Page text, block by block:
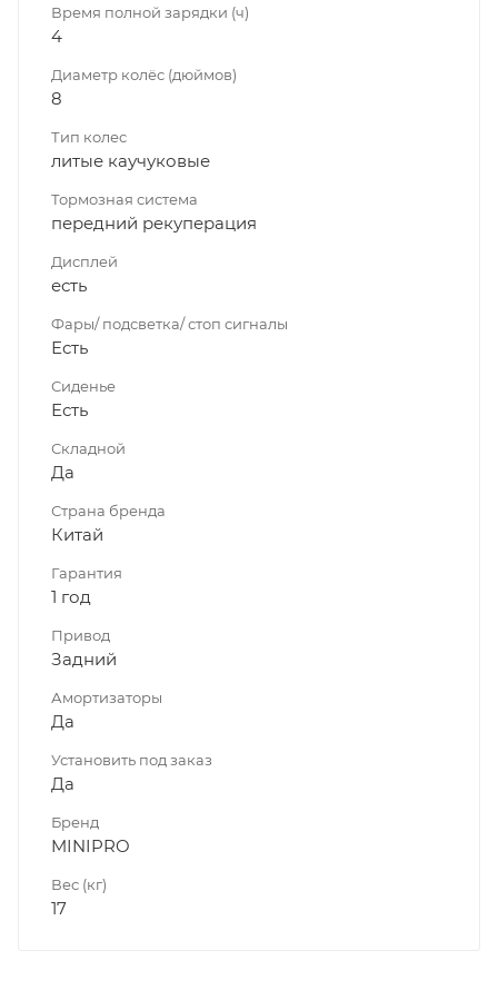
Время полной зарядки (ч)
4
Диаметр колёс (дюймов)
8
Тип колес
литые каучуковые
Тормозная система
передний рекуперация
Дисплей
есть
Фары/ подсветка/ стоп сигналы
Есть
Сиденье
Есть
Складной
Да
Страна бренда
Китай
Гарантия
1 год
Привод
Задний
Амортизаторы
Да
Установить под заказ
Да
Бренд
MINIPRO
Вес (кг)
17